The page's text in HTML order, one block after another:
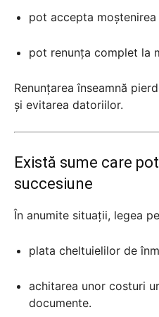
pot accepta
pot renunța complet la
Renunțarea înseamnă
și evitarea datoriilor.
Există sume care
succesiune
În anumite situații, legea
plata cheltuielilor de
achitarea unor costuri
documente.